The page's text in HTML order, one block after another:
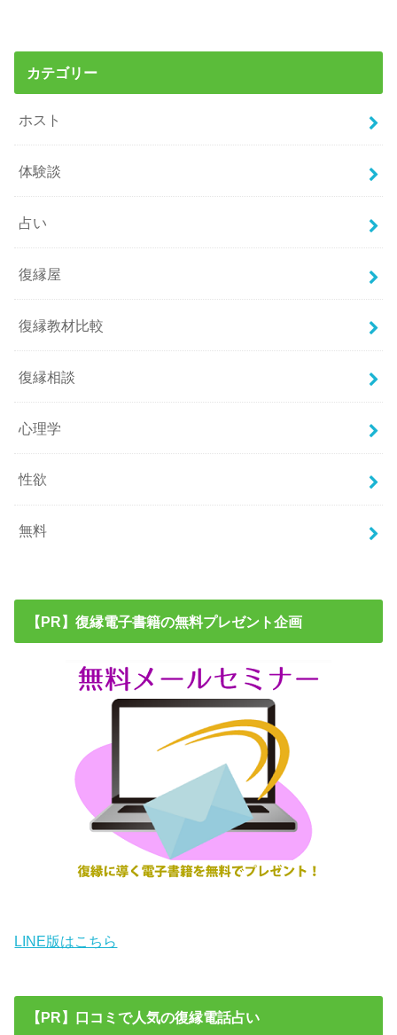
カテゴリー
ホスト
体験談
占い
復縁屋
復縁教材比較
復縁相談
心理学
性欲
無料
【PR】復縁電子書籍の無料プレゼント企画
LINE版はこちら
【PR】口コミで人気の復縁電話占い